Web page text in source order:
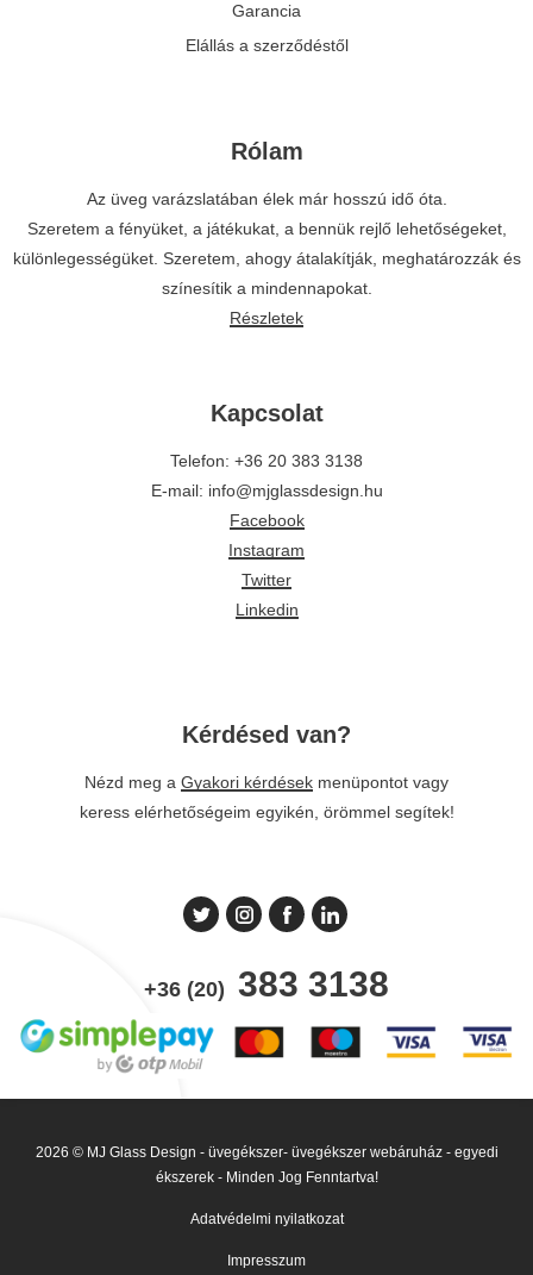
Garancia
Elállás a szerződéstől
Rólam
Az üveg varázslatában élek már hosszú idő óta.
Szeretem a fényüket, a játékukat, a bennük rejlő lehetőségeket,
különlegességüket. Szeretem, ahogy átalakítják, meghatározzák és
színesítik a mindennapokat.
Részletek
Kapcsolat
Telefon: +36 20 383 3138
E-mail: info@mjglassdesign.hu
Facebook
Instagram
Twitter
Linkedin
Kérdésed van?
Nézd meg a Gyakori kérdések menüpontot vagy
keress elérhetőségeim egyikén, örömmel segítek!
+36 (20) 383 3138
2026 © MJ Glass Design - üvegékszer- üvegékszer webáruház - egyedi
ékszerek - Minden Jog Fenntartva!
Adatvédelmi nyilatkozat
Impresszum